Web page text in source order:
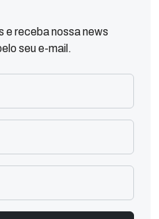
e receba nossa news
seu e-mail.